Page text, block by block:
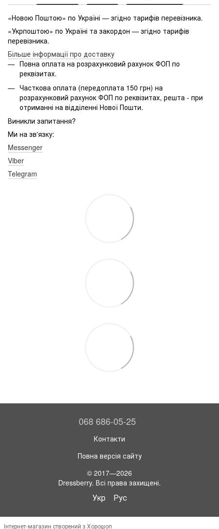
«Новою Поштою» по Україні — згідно тарифів перевізника.
«Укрпоштою» по Україні та закордон — згідно тарифів
перевізника.
Більше інформації про доставку
Повна оплата на розрахунковий рахунок ФОП по
реквізитах.
Часткова оплата (передоплата 150 грн) на
розрахунковий рахунок ФОП по реквізитах, решта - при
отриманні на відділенні Нової Пошти.
Виникли запитання?
Ми на зв'язку:
Messenger
Viber
Telegram
068 686-05-25
Контакти
Повна версія сайту
© 2017—2026
Dressberry. Всі права захищені.
Укр Рус
Інтернет-магазин створений з Хорошоп